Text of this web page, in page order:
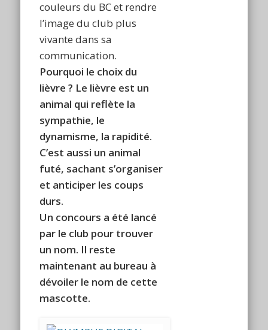
couleurs du BC et rendre
l’image du club plus
vivante dans sa
communication.
Pourquoi le choix du
lièvre ? Le lièvre est un
animal qui reflète la
sympathie, le
dynamisme, la rapidité.
C’est aussi un animal
futé, sachant s’organiser
et anticiper les coups
durs.
Un concours a été lancé
par le club pour trouver
un nom. Il reste
maintenant au bureau à
dévoiler le nom de cette
mascotte.